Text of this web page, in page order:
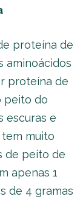
proteína de
aminoácidos
proteína de
peito do
escuras e
muito
de peito de
apenas 1
de 4 gramas